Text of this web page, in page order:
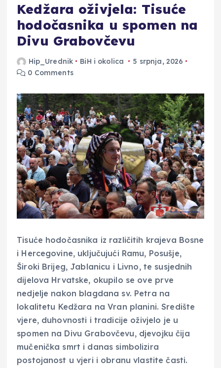
Kedžara oživjela: Tisuće
hodočasnika u spomen na
Divu Grabovčevu
Hip_Urednik BiH i okolica
5 srpnja, 2026
0 Comments
Tisuće hodočasnika iz različitih krajeva Bosne
i Hercegovine, uključujući Ramu, Posušje,
Široki Brijeg, Jablanicu i Livno, te susjednih
dijelova Hrvatske, okupilo se ove prve
nedjelje nakon blagdana sv. Petra na
lokalitetu Kedžara na Vran planini. Središte
vjere, duhovnosti i tradicije oživjelo je u
spomen na Divu Grabovčevu, djevojku čija
mučenička smrt i danas simbolizira
postojanost u vjeri i obranu vlastite časti.